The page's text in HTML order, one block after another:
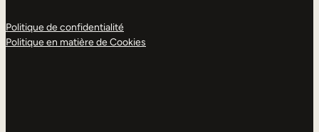
Politique de confidentialité
Politique en matière de Cookies